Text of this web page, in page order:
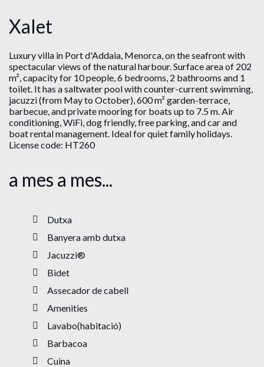
Xalet
Luxury villa in Port d'Addaia, Menorca, on the seafront with
spectacular views of the natural harbour. Surface area of ​​202
m², capacity for 10 people, 6 bedrooms, 2 bathrooms and 1
toilet. It has a saltwater pool with counter-current swimming,
jacuzzi (from May to October), 600 m² garden-terrace,
barbecue, and private mooring for boats up to 7.5 m. Air
conditioning, WiFi, dog friendly, free parking, and car and
boat rental management. Ideal for quiet family holidays.
License code: HT260
a mes a mes...
Dutxa
Banyera amb dutxa
Jacuzzi®
Bidet
Assecador de cabell
Amenities
Lavabo(habitació)
Barbacoa
Cuina